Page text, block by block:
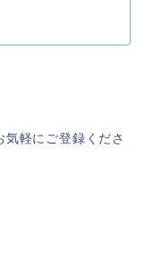
軽にご登録くださ